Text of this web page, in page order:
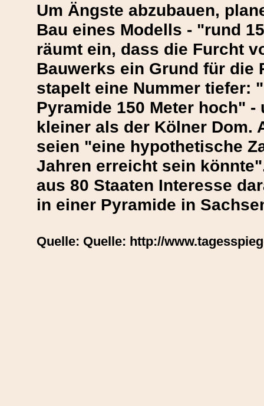
Um Ängste abzubauen,
Bau eines Modells - "rund
räumt ein, dass die Furcht
Bauwerks ein Grund für die
stapelt eine Nummer tiefer:
Pyramide 150 Meter hoch"
kleiner als der Kölner Dom.
seien "eine hypothetische
Jahren erreicht sein
aus 80 Staaten Interesse
in einer Pyramide in
Quelle: Quelle: http://